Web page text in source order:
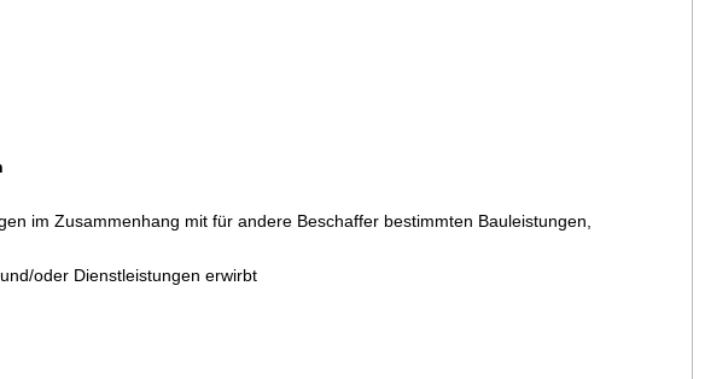
im Zusammenhang mit für andere Beschaffer bestimmten Bauleistungen,
oder Dienstleistungen erwirbt